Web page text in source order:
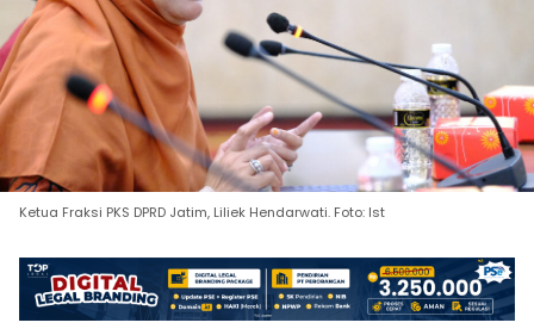
Ketua Fraksi PKS DPRD Jatim, Liliek Hendarwati. Foto: Ist